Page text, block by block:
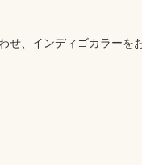
せ、インディゴカラーを